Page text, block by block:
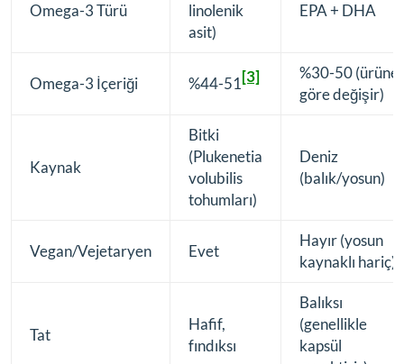
Omega-3 Türü
linolenik
asit)
EPA + DHA
Omega-3 İçeriği %44-51[3]
%30-50 (ürüne
göre değişir)
Kaynak
Bitki
(Plukenetia
volubilis
tohumları)
Deniz
(balık/yosun)
Vegan/Vejetaryen Evet
Hayır (yosun
kaynaklı hariç)
Tat
Hafif,
fındıksı
Balıksı
(genellikle
kapsül